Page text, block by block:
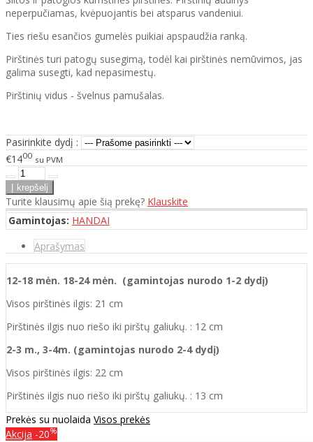
neperpučiamas, kvėpuojantis bei atsparus vandeniui.
Ties riešu esančios gumelės puikiai apspaudžia ranką.
Pirštinės turi patogų susegimą, todėl kai pirštinės nemūvimos, jas
galima susegti, kad nepasimestų.
Pirštinių vidus - švelnus pamušalas.
Pasirinkite dydį :
€1400 su PVM
Turite klausimų apie šią prekę? Klauskite
Gamintojas: HANDAI
Aprašymas
12-18 mėn. 18-24 mėn. (gamintojas nurodo 1-2 dydį)
Visos pirštinės ilgis: 21 cm
Pirštinės ilgis nuo riešo iki pirštų galiukų. : 12 cm
2-3 m., 3-4m. (gamintojas nurodo 2-4 dydį)
Visos pirštinės ilgis: 22 cm
Pirštinės ilgis nuo riešo iki pirštų galiukų. : 13 cm
Prekės su nuolaida Visos prekės
Akcija -20%